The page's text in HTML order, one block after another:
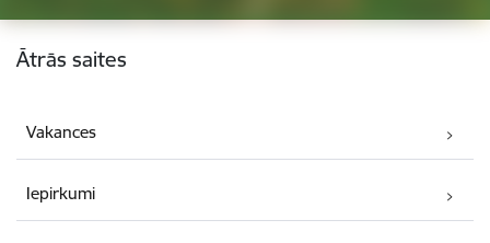
Kājene
Ātrās saites
Vakances
Iepirkumi